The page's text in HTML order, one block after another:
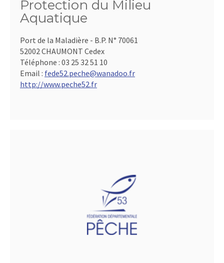
Protection du Milieu
Aquatique
Port de la Maladière - B.P. N° 70061
52002 CHAUMONT Cedex
Téléphone : 03 25 32 51 10
Email : fede52.peche@wanadoo.fr
http://www.peche52.fr